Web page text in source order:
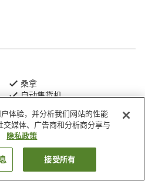
桑拿
自动售货机
萩皇家智慧酒店
索客房
体验，并分析我们网站的性能
媒体、广告商和分析商分享与
隐私政策
接受所有